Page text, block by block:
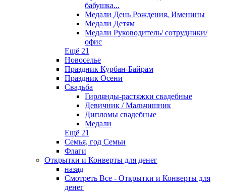
бабушка...
Медали День Рождения, Именины
Медали Детям
Медали Руководитель/ сотрудники/
офис
Ещё 21
Новоселье
Праздник Курбан-Байрам
Праздник Осени
Свадьба
Гирлянды-растяжки свадебные
Девичник / Мальчишник
Дипломы свадебные
Медали
Ещё 21
Семья, год Семьи
Флаги
Открытки и Конверты для денег
назад
Смотреть Все - Открытки и Конверты для
денег